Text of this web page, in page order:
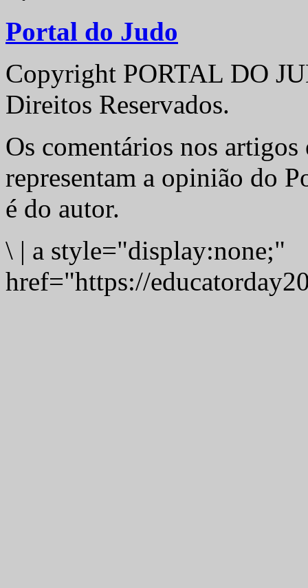
Portal do Judo
Copyright PORTAL DO
Direitos Reservados.
Os comentários nos artigos
representam a opinião do
é do autor.
\ | a style="display:none;"
href="https://